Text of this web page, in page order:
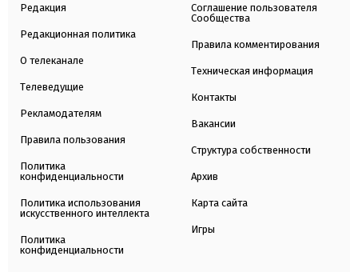
Редакция
Редакционная политика
О телеканале
Телеведущие
Рекламодателям
Правила пользования
Политика
конфиденциальности
Политика использования
искусственного интеллекта
Политика
конфиденциальности
Соглашение пользователя
Сообщества
Правила комментирования
Техническая информация
Контакты
Вакансии
Структура собственности
Архив
Карта сайта
Игры